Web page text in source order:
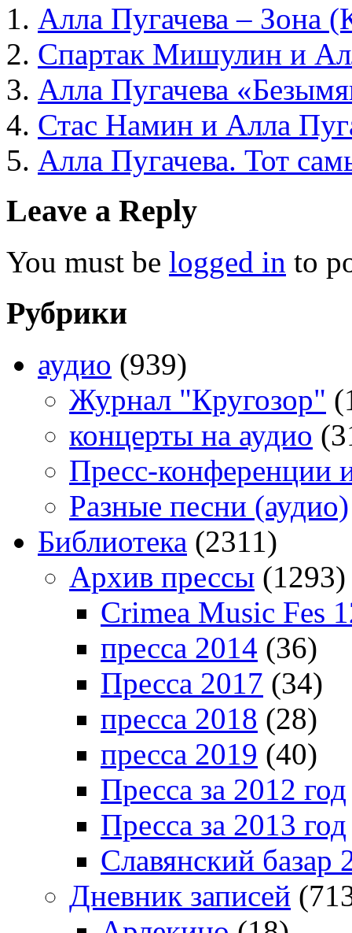
Алла Пугачева – Зона
Спартак Мишулин и
Алла Пугачева
Стас Намин и Алла
Алла Пугачева. Тот
Leave a Reply
You must be logged in to
Рубрики
аудио (939)
Журнал "Кругозор"
концерты на аудио
Пресс-конференции
Разные песни (аудио)
Библиотека (2311)
Архив прессы (1293)
Crimea Music Fes
пресса 2014 (36)
Пресса 2017 (34)
пресса 2018 (28)
пресса 2019 (40)
Пресса за 2012 год
Пресса за 2013 год
Славянский базар
Дневник записей